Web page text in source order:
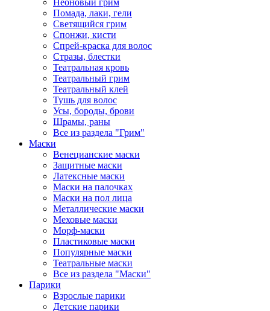
Неоновый грим
Помада, лаки, гели
Светящийся грим
Спонжи, кисти
Спрей-краска для волос
Стразы, блестки
Театральная кровь
Театральный грим
Театральный клей
Тушь для волос
Усы, бороды, брови
Шрамы, раны
Все из раздела "Грим"
Маски
Венецианские маски
Защитные маски
Латексные маски
Маски на палочках
Маски на пол лица
Металлические маски
Меховые маски
Морф-маски
Пластиковые маски
Популярные маски
Театральные маски
Все из раздела "Маски"
Парики
Взрослые парики
Детские парики